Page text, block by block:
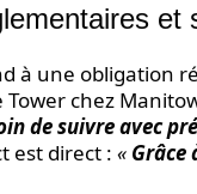
et
à une obligation
chez
de suivre avec
est direct : « Grâce